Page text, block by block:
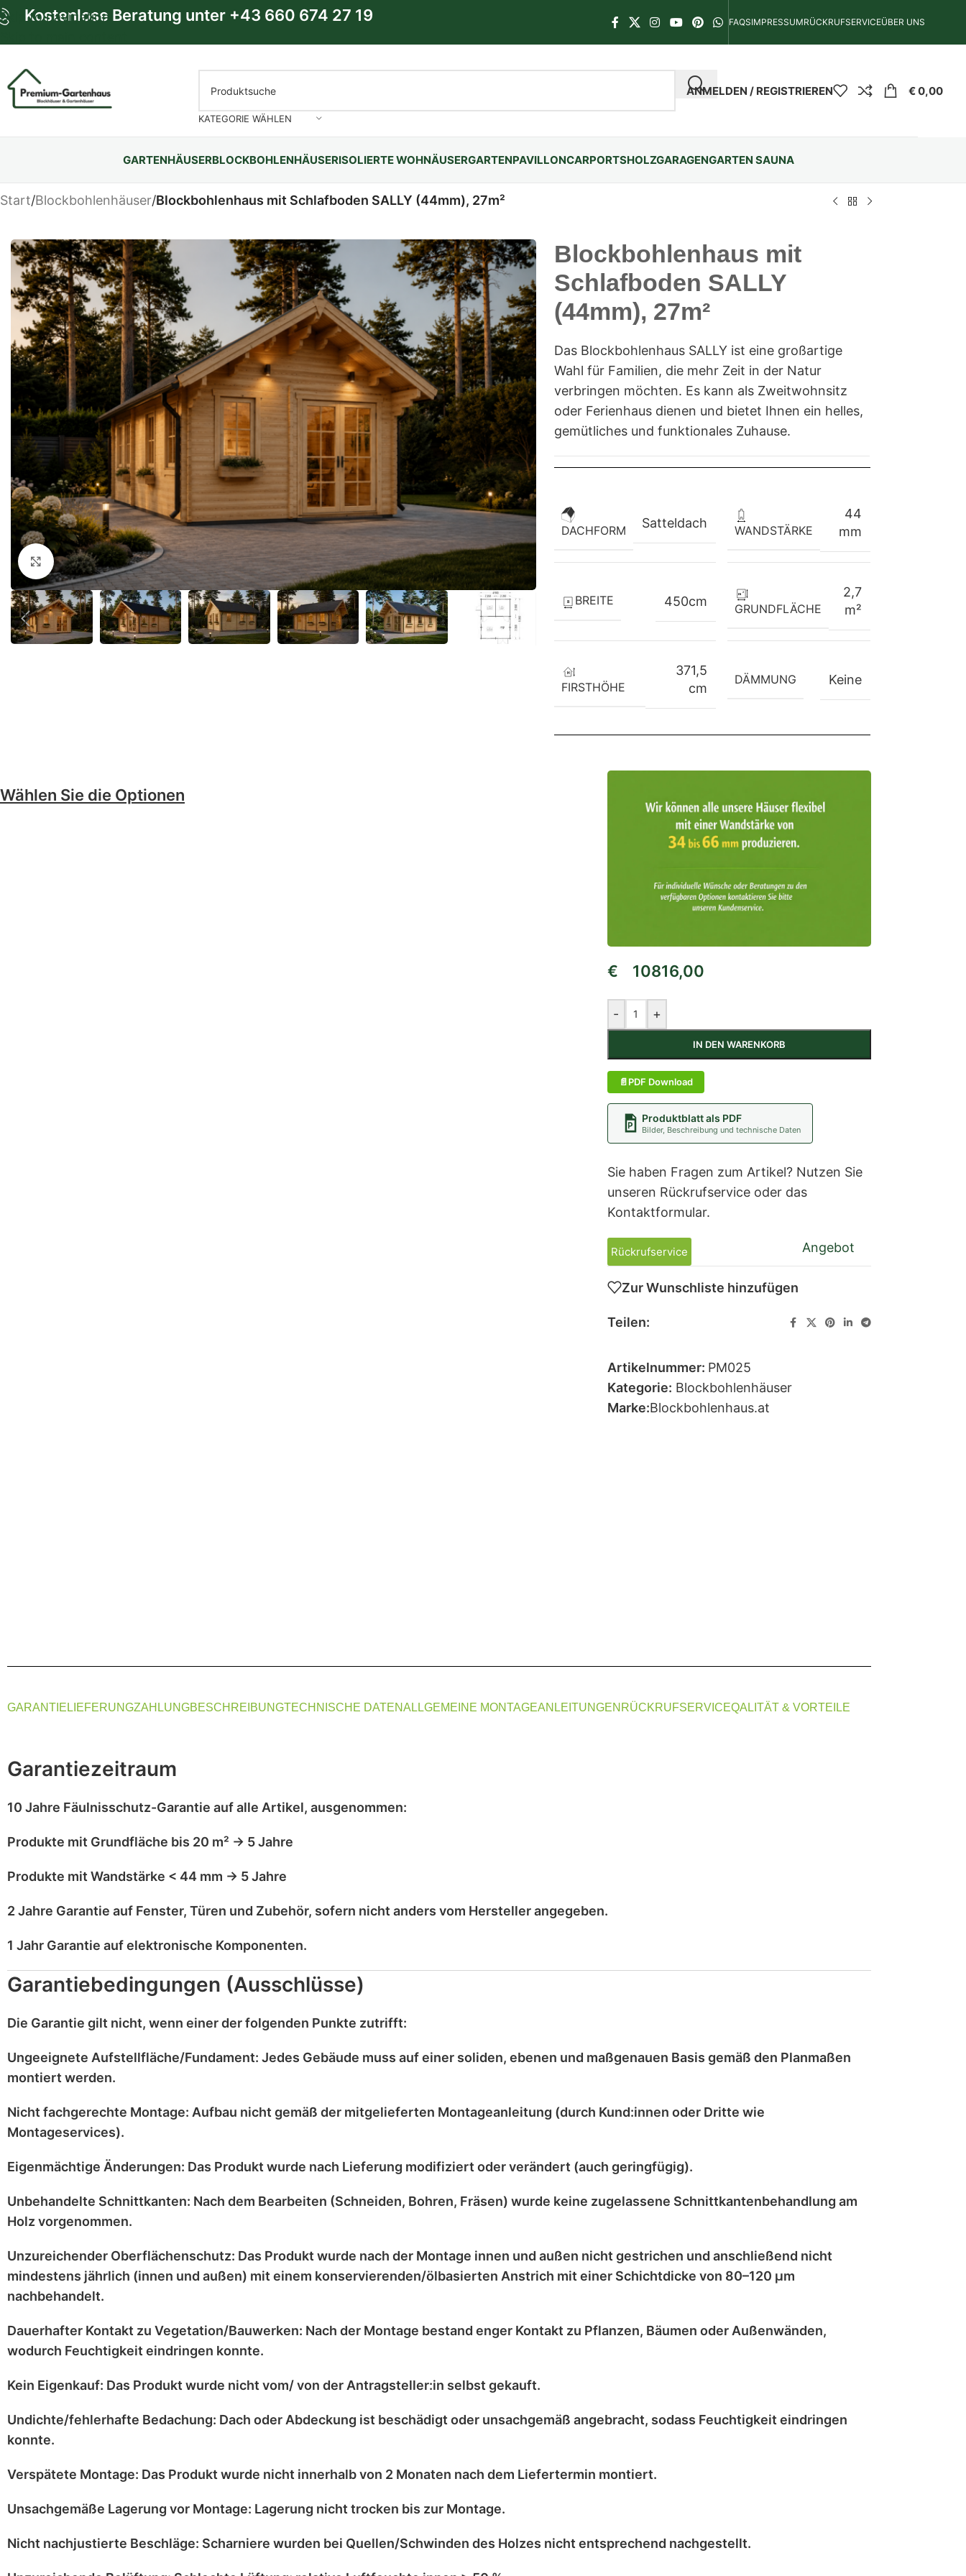
Skip to navigation
Kostenlose Beratung unter +43 660 674 27 19 FAQSIMPRESSUMRÜCKRUFSERVICEÜBER UNS
KATEGORIE WÄHLEN
ANMELDEN / REGISTRIEREN €0,00
GARTENHÄUSERBLOCKBOHLENHÄUSERISOLIERTE WOHNÄUSERGARTENPAVILLONCARPORTSHOLZGARAGENGARTEN SAUNA
Start/Blockbohlenhäuser/Blockbohlenhaus mit Schlafboden SALLY (44mm), 27m²
Klick zum Vergrößern
Blockbohlenhaus mit
Schlafboden SALLY
(44mm), 27m²
Das Blockbohlenhaus SALLY ist eine großartige
Wahl für Familien, die mehr Zeit in der Natur
verbringen möchten. Es kann als Zweitwohnsitz
oder Ferienhaus dienen und bietet Ihnen ein helles,
gemütliches und funktionales Zuhause.
DACHFORM
Satteldach
WANDSTÄRKE
44
mm
BREITE 450cm
GRUNDFLÄCHE
2,7
m²
FIRSTHÖHE
371,5
cm
DÄMMUNG Keine
Wählen Sie die Optionen
€ 10816,00
- +
IN DEN WARENKORB
PDF Download
Produktblatt als PDF
Bilder, Beschreibung und technische Daten
Sie haben Fragen zum Artikel? Nutzen Sie
unseren Rückrufservice oder das
Kontaktformular.
Rückrufservice Angebot
Zur Wunschliste hinzufügen
Teilen:
Artikelnummer: PM025
Kategorie: Blockbohlenhäuser
Marke:Blockbohlenhaus.at
GARANTIE LIEFERUNGZAHLUNGBESCHREIBUNGTECHNISCHE DATENALLGEMEINE MONTAGEANLEITUNGEN RÜCKRUFSERVICEQALITÄT & VORTEILE
Garantiezeitraum
10 Jahre Fäulnisschutz-Garantie auf alle Artikel, ausgenommen:
Produkte mit Grundfläche bis 20 m² → 5 Jahre
Produkte mit Wandstärke < 44 mm → 5 Jahre
2 Jahre Garantie auf Fenster, Türen und Zubehör, sofern nicht anders vom Hersteller angegeben.
1 Jahr Garantie aufelektronische Komponenten.
Garantiebedingungen (Ausschlüsse)
Die Garantie gilt nicht, wenn einer der folgenden Punkte zutrifft:
Ungeeignete Aufstellfläche/Fundament: Jedes Gebäude muss auf einer soliden, ebenen und maßgenauen Basis gemäß den Planmaßen
montiert werden.
Nicht fachgerechte Montage: Aufbau nicht gemäß der mitgelieferten Montageanleitung (durch Kund:innen oder Dritte wie
Montageservices).
Eigenmächtige Änderungen: Das Produkt wurde nach Lieferung modifiziert oderverändert (auch geringfügig).
Unbehandelte Schnittkanten: Nach dem Bearbeiten (Schneiden, Bohren, Fräsen) wurde keine zugelassene Schnittkantenbehandlung am
Holz vorgenommen.
Unzureichender Oberflächenschutz: Das Produkt wurde nach der Montage innen und außen nicht gestrichen und anschließend nicht
mindestens jährlich (innen und außen) mit einem konservierenden/ölbasierten Anstrich mit einer Schichtdicke von 80–120 μm
nachbehandelt.
Dauerhafter Kontakt zu Vegetation/Bauwerken: Nach der Montage bestand enger Kontakt zu Pflanzen, Bäumen oder Außenwänden,
wodurch Feuchtigkeit eindringen konnte.
Kein Eigenkauf: Das Produkt wurde nicht vom/ von der Antragsteller:in selbst gekauft.
Undichte/fehlerhafte Bedachung: Dach oder Abdeckung ist beschädigt oder unsachgemäß angebracht, sodass Feuchtigkeit eindringen
konnte.
Verspätete Montage: Das Produkt wurde nicht innerhalb von 2 Monaten nach dem Liefertermin montiert.
Unsachgemäße Lagerung vor Montage: Lagerung nicht trocken bis zur Montage.
Nicht nachjustierte Beschläge: Scharniere wurden bei Quellen/Schwinden des Holzes nicht entsprechend nachgestellt.